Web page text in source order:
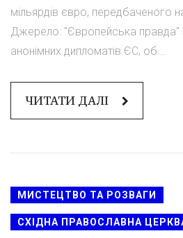
мільярдів євро, передбаченого
Джерело: "Європейська правда"
анонімних дипломатів ЄС, об...
ЧИТАТИ ДАЛІ
МИСТЕЦТВО ТА РОЗВАГИ
СХІДНА ПРАВОСЛАВНА